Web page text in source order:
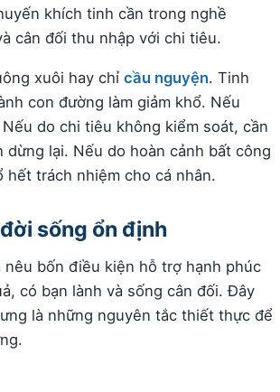
khích tinh cần trong nghề
cân đối thu nhập với chi tiêu.
xuôi hay chỉ cầu nguyện. Tinh
con đường làm giảm khổ. Nếu
do chi tiêu không kiểm soát, cần
lại. Nếu do hoàn cảnh bất công
trách nhiệm cho cá nhân.
sống ổn định
bốn điều kiện hỗ trợ hạnh phúc
có bạn lành và sống cân đối. Đây
là những nguyên tắc thiết thực để